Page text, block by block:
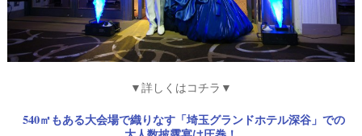
▼詳しくはコチラ▼
540㎡もある大会場で織りなす「埼玉グランドホテル深谷」での